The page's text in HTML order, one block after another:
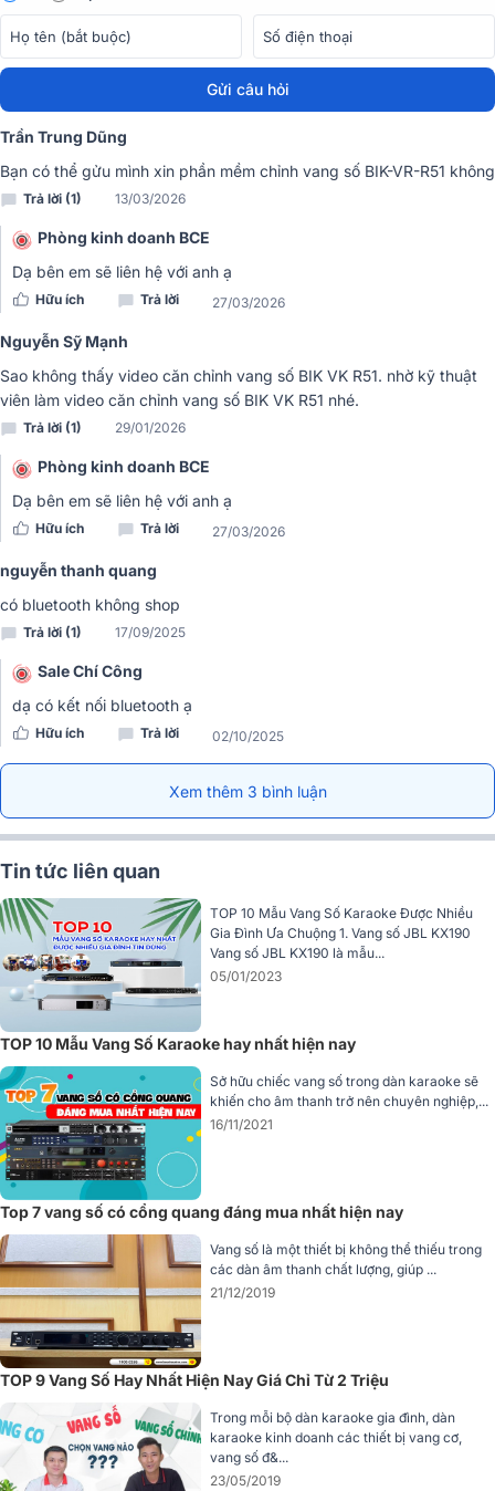
Điều này đảm bảo rằng mọi chi tiết từ những nốt trầm sâu lắng, uy
lực cho đến những nốt cao trong trẻo, sắc nét đều được tái tạo một
karaoke chân thực, sống động.
>>> Tham khảo thêm:Mẫu Vang Số BIK BPR-5800 (5.1 Kênh)
3. Độ Méo Hài Tổng (THD) Cực Thấp
Thông số THD chỉ
BIK VK-R51 có khả năng xử lý tín hiệu âm thanh với độ chính xác
cao. Mức độ méo hài tổng thấp nhất giúp hạn chế tối đa các tạp
âm, nhiễu và biến dạng, đảm bảo âm thanh đầu ra luôn sạch sẽ,
trong trẻo và tinh khiết. Điều này đặc biệt quan trọng với giọng hát,
giúp chất giọng của bạn được tái hiện một cách tự nhiên và mượt
mà nhất.
4. Tỷ Lệ Tín Hiệu Trên Nhiễu (S/N) Cao
Tỷ lệ tín hiệu trên nhiễu (S/N)100dBlà một con số rất lý tưởng, thể
hiện khả năng loại bỏ nhiễu nền xuất sắc của BIK VK-R51. Điều này
có nghĩa là âm thanh bạn nghe sẽ rõ ràng, tách bạch hơn rất nhiều,
không bị lẫn các tiếng "xè xè", "ù ù" khó chịu. S/N cao giúp tái tạo
âm thanh chi tiết, sắc nét, mang lại trải nghiệm nghe nhạc và hát
karaoke trong trẻo, không lẫn tạp âm.
Gửi câu hỏi
Trần Trung Dũng
Bạn có thể gửu mình xin phần mềm chỉnh vang số BIK-VR-R51 không
Trả lời (1) 13/03/2026
Phòng kinh doanh BCE
Dạ bên em sẽ liên hệ với anh ạ
Hữu ích Trả lời 27/03/2026
Nguyễn Sỹ Mạnh
Sao không thấy video căn chỉnh vang số BIK VK R51. nhờ kỹ thuật
viên làm video căn chỉnh vang số BIK VK R51 nhé.
Trả lời (1) 29/01/2026
Phòng kinh doanh BCE
Dạ bên em sẽ liên hệ với anh ạ
Hữu ích Trả lời 27/03/2026
nguyễn thanh quang
có bluetooth không shop
Trả lời (1) 17/09/2025
Sale Chí Công
dạ có kết nối bluetooth ạ
Hữu ích Trả lời 02/10/2025
Xem thêm 3 bình luận
Tin tức liên quan
TOP 10 Mẫu Vang Số Karaoke Được Nhiều
Gia Đình Ưa Chuộng 1. Vang số JBL KX190
Vang số JBL KX190 là mẫu...
05/01/2023
TOP 10 Mẫu Vang Số Karaoke hay nhất hiện nay
Sở hữu chiếc vang số trong dàn karaoke sẽ
khiến cho âm thanh trở nên chuyên nghiệp,...
16/11/2021
Top 7 vang số có cổng quang đáng mua nhất hiện nay
Vang số là một thiết bị không thể thiếu trong
các dàn âm thanh chất lượng, giúp ...
21/12/2019
TOP 9 Vang Số Hay Nhất Hiện Nay Giá Chỉ Từ 2 Triệu
Trong mỗi bộ dàn karaoke gia đình, dàn
karaoke kinh doanh các thiết bị vang cơ,
vang số đ&...
23/05/2019